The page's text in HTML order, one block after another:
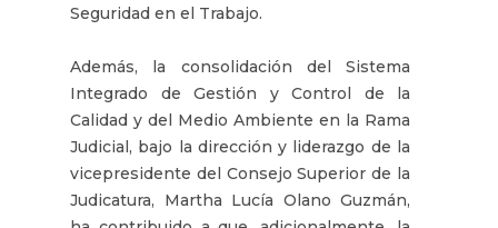
Seguridad en el Trabajo.
Además, la consolidación del Sistema
Integrado de Gestión y Control de la
Calidad y del Medio Ambiente en la Rama
Judicial, bajo la dirección y liderazgo de la
vicepresidente del Consejo Superior de la
Judicatura, Martha Lucía Olano Guzmán,